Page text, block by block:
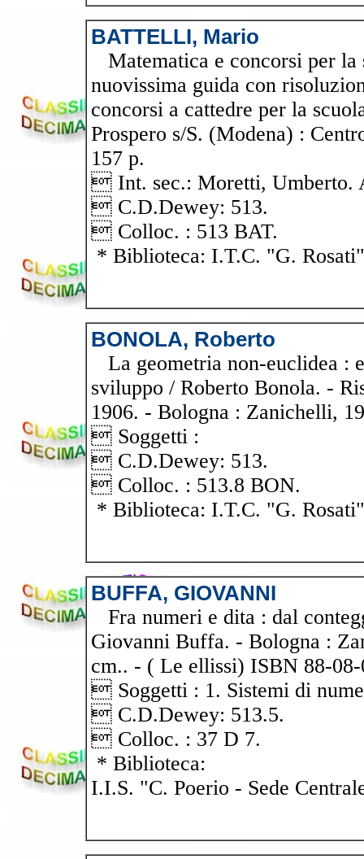
BATTELLI, Mario
Matematica e concorsi per la
nuovissima guida con
concorsi a cattedre per la
Prospero s/S. (Modena) :
157 p.
 Int. sec.: Moretti, Umberto.
 C.D.Dewey: 513.
 Colloc. : 513 BAT.
* Biblioteca: I.T.C. "G. Rosati"
BONOLA, Roberto
La geometria non-euclidea :
sviluppo / Roberto Bonola. -
1906. - Bologna : Zanichelli,
 Soggetti :
 C.D.Dewey: 513.
 Colloc. : 513.8 BON.
* Biblioteca: I.T.C. "G. Rosati"
BUFFA, GIOVANNI
Fra numeri e dita : dal
Giovanni Buffa. - Bologna :
cm.. - ( Le ellissi) ISBN 88-
 Soggetti : 1. Sistemi di
 C.D.Dewey: 513.5.
 Colloc. : 37 D 7.
* Biblioteca:
I.I.S. "C. Poerio - Sede